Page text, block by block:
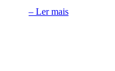
– Ler mais